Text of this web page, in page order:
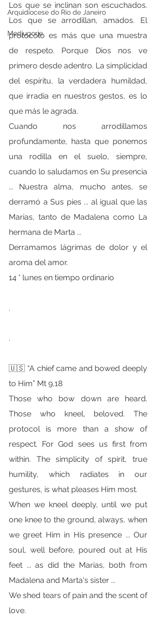
Arquidiocese do Rio de Janeiro
Medjugorje
Los que se inclinan son escuchados.
Los que se arrodillan, amados. El
protocolo es más que una muestra
de respeto. Porque Dios nos ve
primero desde adentro. La simplicidad
del espíritu, la verdadera humildad,
que irradia en nuestros gestos, es lo
que más le agrada.
Cuando nos arrodillamos
profundamente, hasta que ponemos
una rodilla en el suelo, siempre,
cuando lo saludamos en Su presencia
... Nuestra alma, mucho antes, se
derramó a Sus pies ... al igual que las
Marias, tanto de Madalena como La
hermana de Marta ...
Derramamos lágrimas de dolor y el
aroma del amor.
14 ° lunes en tiempo ordinario
.
.
🇺🇸 “A chief came and bowed deeply
to Him” Mt 9,18
Those who bow down are heard.
Those who kneel, beloved. The
protocol is more than a show of
respect. For God sees us first from
within. The simplicity of spirit, true
humility, which radiates in our
gestures, is what pleases Him most.
When we kneel deeply, until we put
one knee to the ground, always, when
we greet Him in His presence ... Our
soul, well before, poured out at His
feet ... as did the Marias, both from
Madalena and Marta's sister ...
We shed tears of pain and the scent of
love.